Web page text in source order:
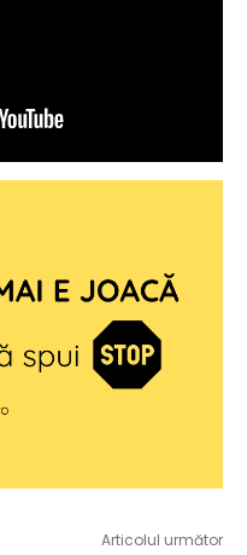
Articolul următor